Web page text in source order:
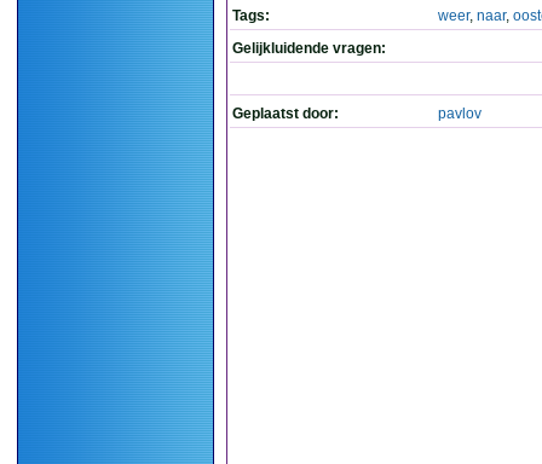
Tags:
weer, naar,
Gelijkluidende vragen:
Geplaatst door: pavlov